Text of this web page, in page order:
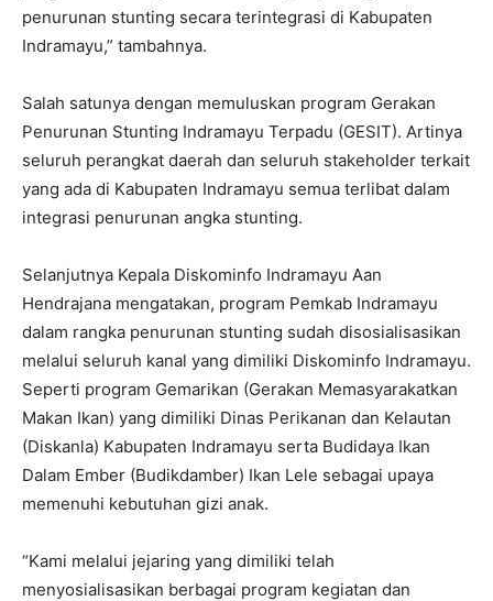
penurunan stunting secara terintegrasi di Kabupaten
Indramayu,” tambahnya.
Salah satunya dengan memuluskan program Gerakan
Penurunan Stunting Indramayu Terpadu (GESIT). Artinya
seluruh perangkat daerah dan seluruh stakeholder terkait
yang ada di Kabupaten Indramayu semua terlibat dalam
integrasi penurunan angka stunting.
Selanjutnya Kepala Diskominfo Indramayu Aan
Hendrajana mengatakan, program Pemkab Indramayu
dalam rangka penurunan stunting sudah disosialisasikan
melalui seluruh kanal yang dimiliki Diskominfo Indramayu.
Seperti program Gemarikan (Gerakan Memasyarakatkan
Makan Ikan) yang dimiliki Dinas Perikanan dan Kelautan
(Diskanla) Kabupaten Indramayu serta Budidaya Ikan
Dalam Ember (Budikdamber) Ikan Lele sebagai upaya
memenuhi kebutuhan gizi anak.
“Kami melalui jejaring yang dimiliki telah
menyosialisasikan berbagai program kegiatan dan